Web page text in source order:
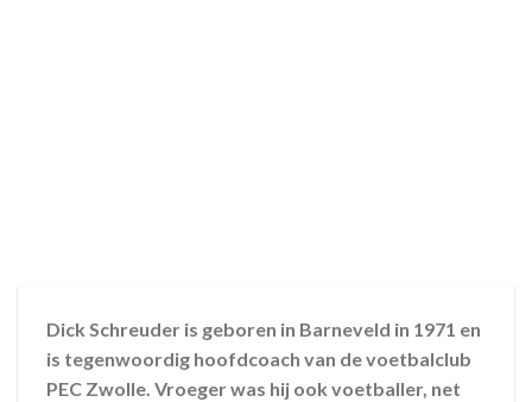
Dick Schreuder is geboren in Barneveld in 1971 en
is tegenwoordig hoofdcoach van de voetbalclub
PEC Zwolle. Vroeger was hij ook voetballer, net